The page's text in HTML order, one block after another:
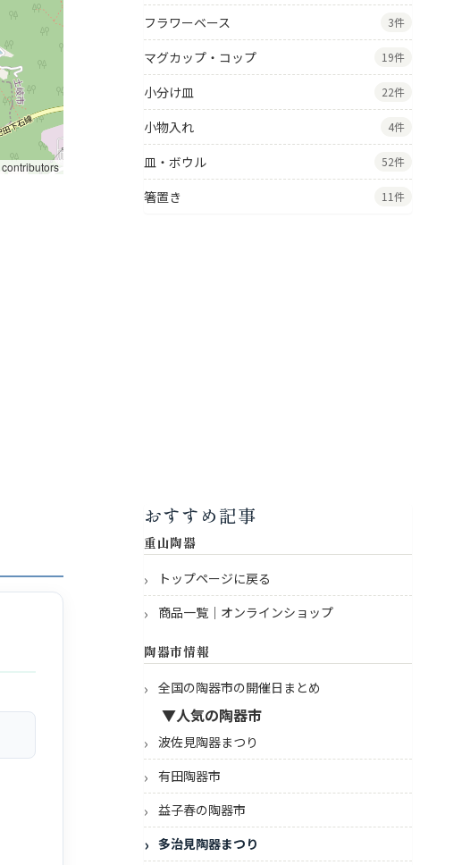
contributors
フラワーベース 3件
マグカップ・コップ 19件
小分け皿 22件
小物入れ 4件
皿・ボウル 52件
箸置き 11件
おすすめ記事
重山陶器
トップページに戻る
商品一覧｜オンラインショップ
陶器市情報
全国の陶器市の開催日まとめ
▼人気の陶器市
波佐見陶器まつり
有田陶器市
益子春の陶器市
多治見陶器まつり